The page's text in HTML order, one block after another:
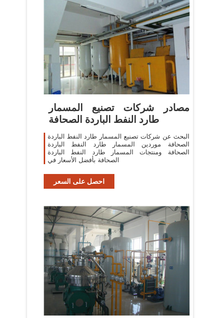
مصادر شركات تصنيع المسمار
طارد النفط الباردة الصحافة
البحث عن شركات تصنيع المسمار طارد النفط الباردة
الصحافة موردين المسمار طارد النفط الباردة
الصحافة ومنتجات المسمار طارد النفط الباردة
الصحافة بأفضل الأسعار في
احصل على السعر